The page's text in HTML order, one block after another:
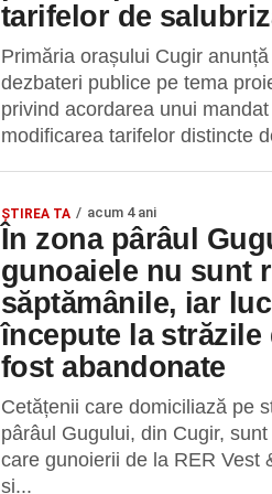
tarifelor de
Primăria orașului Cugir
dezbateri publice pe tema
privind acordarea unui
modificarea tarifelor distincte
ȘTIREA TA acum 4 ani
În zona pârâul
gunoaiele nu sunt
săptămânile, iar
începute la străzile
fost abandonate
Cetățenii care domiciliază pe
pârâul Gugului, din Cugir,
care gunoierii de la RER Vest
și...